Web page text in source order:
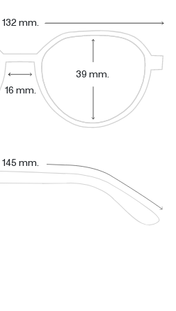
16 mm.
39 mm.
132 mm.
145 mm.